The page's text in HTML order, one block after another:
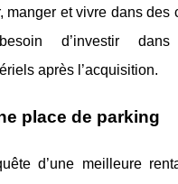
manger et vivre dans des
d’investir dans
après l’acquisition.
place de parking
d’une meilleure